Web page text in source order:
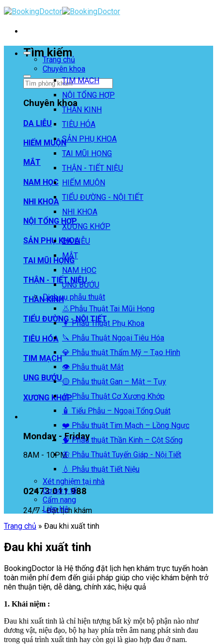
Skip
to
Tìm kiếm
Chuyên khoa
DA LIỄU
HIẾM MUỘN
MẮT
NAM HỌC
NHI KHOA
NỘI TỔNG HỢP
SẢN PHỤ KHOA
TAI MŨI HỌNG
THẬN - TIẾT NIỆU
THẦN KINH
TIỂU ĐƯỜNG - NỘI TIẾT
TIÊU HÓA
TIM MẠCH
UNG BƯỚU
XƯƠNG KHỚP
Monday - Friday
8AM - 10PM
02473 011 988
24/7 - Đặt lịch khám
Trang chủ
Chuyên khoa
TIM MẠCH
NỘI TỔNG HỢP
THẦN KINH
TIÊU HÓA
SẢN PHỤ KHOA
TAI MŨI HỌNG
THẬN - TIẾT NIỆU
HIẾM MUỘN
TIỂU ĐƯỜNG - NỘI TIẾT
NHI KHOA
XƯƠNG KHỚP
DA LIỄU
MẮT
NAM HỌC
UNG BƯỚU
Dịch vụ phẫu thuật
👃Phẫu Thuật Tai Mũi Họng
👩 Phẫu Thuật Phụ Khoa
🔪 Phẫu Thuật Ngoại Tiêu Hóa
💎 Phẫu thuật Thẩm Mỹ – Tạo Hình
👁️ Phẫu thuật Mắt
🟡 Phẫu thuật Gan – Mật – Tụy
🦴 Phẫu Thuật Cơ Xương Khớp
🧴 Tiểu Phẫu – Ngoại Tổng Quát
❤️ Phẫu thuật Tim Mạch – Lồng Ngực
🧠 Phẫu thuật Thần Kinh – Cột Sống
🦋 Phẫu Thuật Tuyến Giáp - Nội Tiết
💧 Phẫu thuật Tiết Niệu
Xét nghiệm tại nhà
Cơ sở y tế
Cẩm nang
Liên Hệ
Trang chủ » Đau khi xuất tinh
Đau khi xuất tinh
BookingDoctor là Hệ thống đặt lịch hẹn khám trực tuyến hoàn
toàn miễn phí đem đến giải pháp giúp cho việc khám bệnh trở
nên thuận tiện, dễ dàng, chính xác, hiệu quả
1. Khái niệm :
Đau khi xuất tinh là chỉ hiện tượng bất kỳ một bộ phận nào như
dương vật, niệu đạo, bộ hạ hay phía trên âm nang phát sinh đau
trong quá trình xuất tinh hay còn gọi là giao hợp đau ở nam.